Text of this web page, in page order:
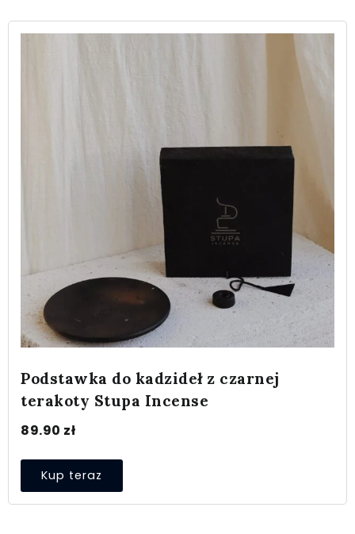
Podstawka do kadzideł z czarnej
terakoty Stupa Incense
89.90 zł
Kup teraz